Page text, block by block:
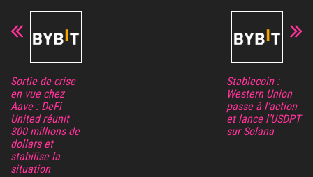
Sortie de crise
en vue chez
Aave : DeFi
United réunit
300 millions de
dollars et
stabilise la
situation
Stablecoin :
Western Union
passe à l’action
et lance l’USDPT
sur Solana